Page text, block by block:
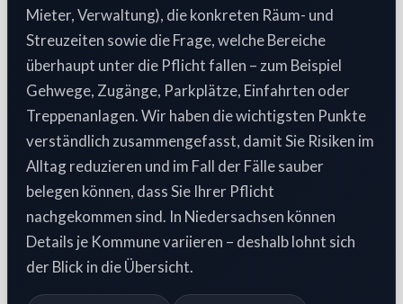
Mieter, Verwaltung), die konkreten Räum- und
Streuzeiten sowie die Frage, welche Bereiche
überhaupt unter die Pflicht fallen – zum Beispiel
Gehwege, Zugänge, Parkplätze, Einfahrten oder
Treppenanlagen. Wir haben die wichtigsten Punkte
verständlich zusammengefasst, damit Sie Risiken im
Alltag reduzieren und im Fall der Fälle sauber
belegen können, dass Sie Ihrer Pflicht
nachgekommen sind. In Niedersachsen können
Details je Kommune variieren – deshalb lohnt sich
der Blick in die Übersicht.